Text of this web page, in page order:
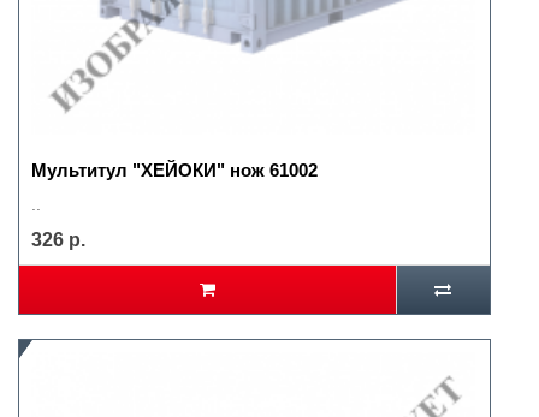
Мультитул "ХЕЙОКИ" нож 61002
326 р.